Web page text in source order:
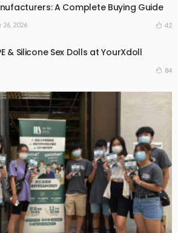
A Complete Buying Guide
26, 2026 42
& Silicone Sex Dolls at YourXdoll
84